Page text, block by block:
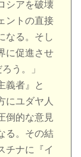
シアを破壊
ントの直接
なる。そし
に促進させ
う。」
義者』と
にユダヤ人
倒的な意見
る。その結
チナに『イ